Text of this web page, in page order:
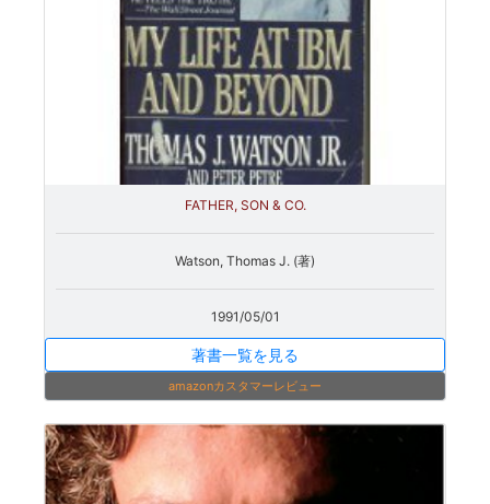
FATHER, SON & CO.
Watson, Thomas J. (著)
1991/05/01
著書一覧を見る
amazonカスタマーレビュー